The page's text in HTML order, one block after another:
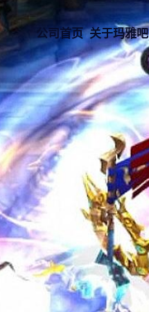
公司首页 关于玛雅吧